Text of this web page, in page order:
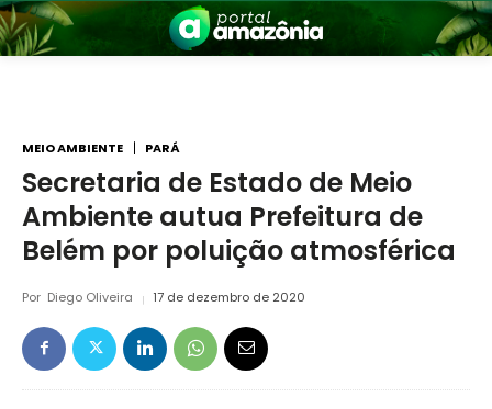
MEIO AMBIENTE PARÁ
Secretaria de Estado de Meio
Ambiente autua Prefeitura de
Belém por poluição atmosférica
Por Diego Oliveira 17 de dezembro de 2020